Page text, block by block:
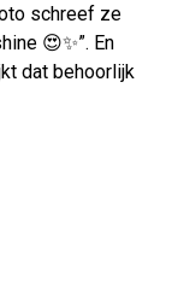
schreef ze
😍✨”. En
dat behoorlijk